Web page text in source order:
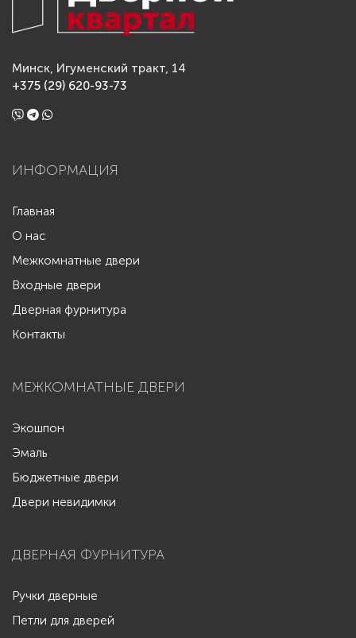
Минск, Игуменский тракт, 14
+375 (29) 620-93-73
ИНФОРМАЦИЯ
Главная
О нас
Межкомнатные двери
Входные двери
Дверная фурнитура
Контакты
МЕЖКОМНАТНЫЕ ДВЕРИ
Экошпон
Эмаль
Бюджетные двери
Двери невидимки
ДВЕРНАЯ ФУРНИТУРА
Ручки дверные
Петли для дверей